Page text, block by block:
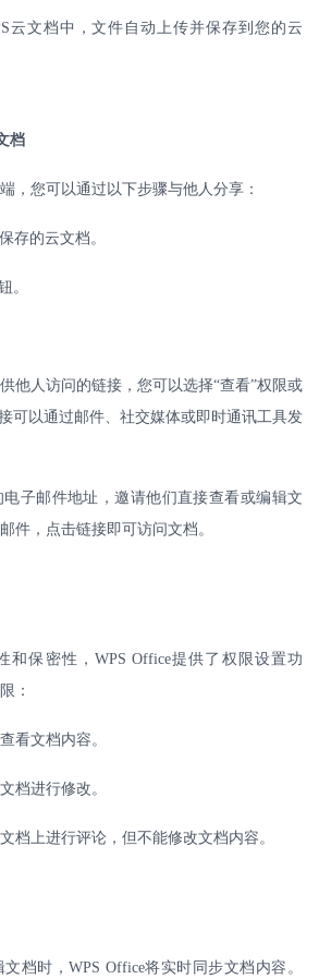
云文档中，文件自动上传并保存到您的云
档
，您可以通过以下步骤与他人分享：
存的云文档。
。
他人访问的链接，您可以选择“查看”权限或
可以通过邮件、社交媒体或即时通讯工具发
子邮件地址，邀请他们直接查看或编辑文
件，点击链接即可访问文档。
和保密性， WPS Office提供了权限设置功
：
看文档内容。
档进行修改。
档上进行评论，但不能修改文档内容。
文档时，WPS Office将实时同步文档内容。